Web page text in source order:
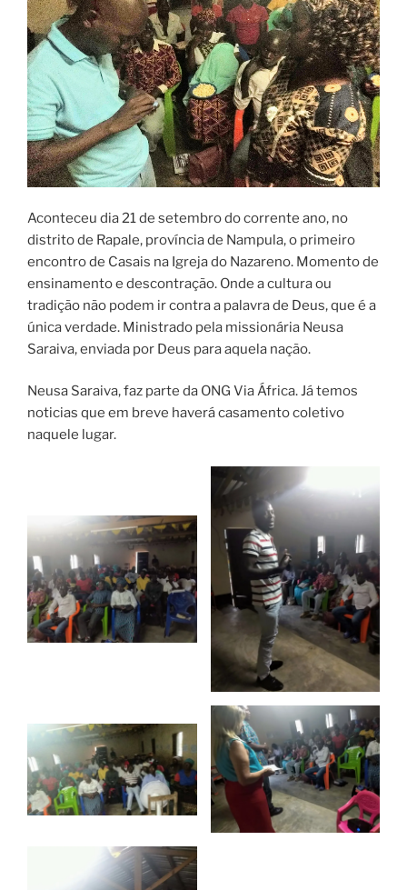
Aconteceu dia 21 de setembro do corrente ano, no
distrito de Rapale, província de Nampula, o primeiro
encontro de Casais na Igreja do Nazareno. Momento de
ensinamento e descontração. Onde a cultura ou
tradição não podem ir contra a palavra de Deus, que é a
única verdade. Ministrado pela missionária Neusa
Saraiva, enviada por Deus para aquela nação.
Neusa Saraiva, faz parte da ONG Via África. Já temos
noticias que em breve haverá casamento coletivo
naquele lugar.